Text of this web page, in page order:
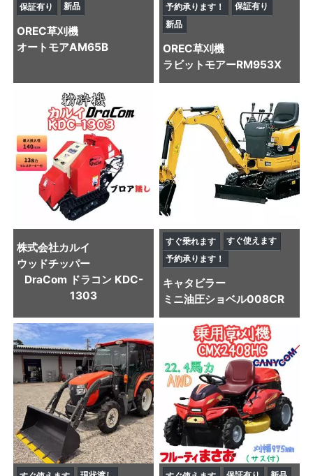
保証有り 新品
OREC草刈機
オートモアAM65B
予約承ります！
保証有り
新品
OREC草刈機
ラビットモアーRM953X
株式会社カルイ
ウッドチッパー
DraCom ドラコン KDC-
1303
すぐ乗れます
すぐ使えます
予約承ります！
キャタビラー
ミニ油圧ショベル008CR